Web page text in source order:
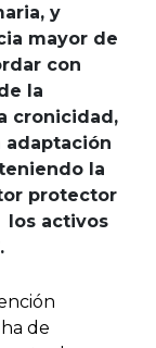
y
mayor de
con
la
cronicidad,
adaptación
la
protector
los activos
de